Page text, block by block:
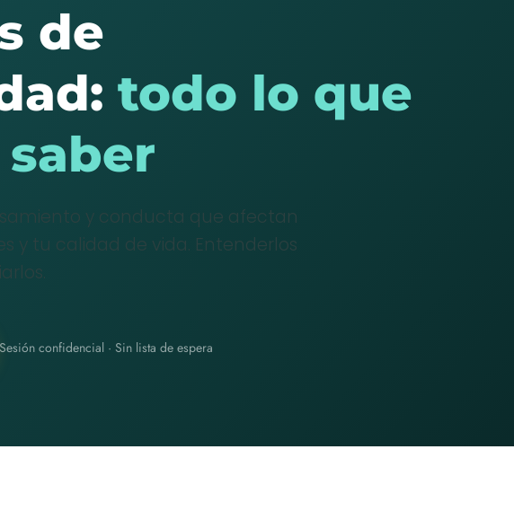
de
todo lo que
y conducta que afectan
y tu calidad de vida. Entenderlos
Sesión confidencial · Sin lista de espera